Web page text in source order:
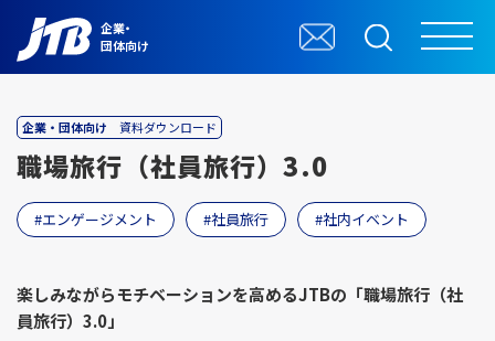
企業・
団体向け
企業・団体向け 資料ダウンロード
職場旅行（社員旅行）3.0
エンゲージメント 社員旅行 社内イベント
楽しみながらモチベーションを高めるJTBの「職場旅行（社
員旅行）3.0」